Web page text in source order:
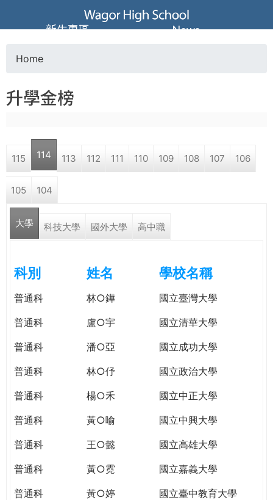
Jump to navigation
葳
格
高
學
格。
o
a
r
e
e
r
e
Home
升學金榜
115 114 113 112 111 110 109 108 107 106
105 104
大學 科技大學 國外大學 高中職
科別 姓名 學校名稱
普通科 林○鏵
國立臺灣大學
普通科
盧○宇
國立清華大學
普通科
潘○亞
國立成功大學
普通科
林○伃
國立政治大學
普通科
楊○禾
國立中正大學
普通科
黃○喻
國立中興大學
普通科
王○懿
國立高雄大學
普通科
黃○霓
國立嘉義大學
普通科
黃○婷
國立臺中教育大學
新生專區 News